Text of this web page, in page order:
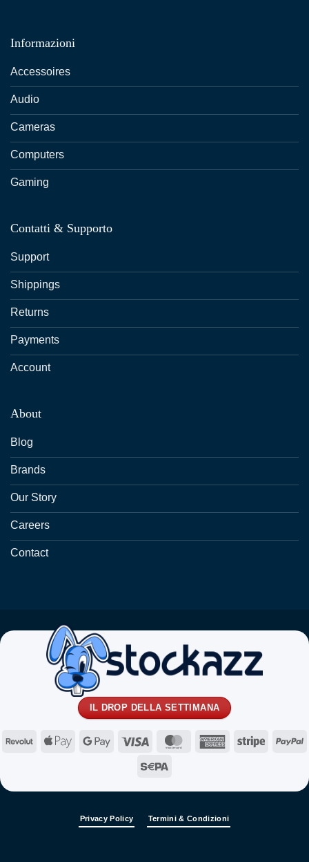
Informazioni
Accessoires
Audio
Cameras
Computers
Gaming
Contatti & Supporto
Support
Shippings
Returns
Payments
Account
About
Blog
Brands
Our Story
Careers
Contact
IL DROP DELLA SETTIMANA
RevolutApple
Google
Visa MasterCardAmericanStripe
Privacy Policy Termini & Condizioni